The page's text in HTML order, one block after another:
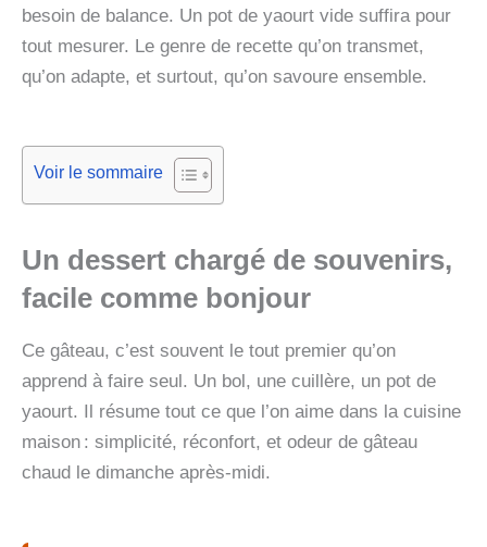
besoin de balance. Un pot de yaourt vide suffira pour
tout mesurer. Le genre de recette qu’on transmet,
qu’on adapte, et surtout, qu’on savoure ensemble.
Voir le sommaire
Un dessert chargé de souvenirs,
facile comme bonjour
Ce gâteau, c’est souvent le tout premier qu’on
apprend à faire seul. Un bol, une cuillère, un pot de
yaourt. Il résume tout ce que l’on aime dans la cuisine
maison : simplicité, réconfort, et odeur de gâteau
chaud le dimanche après-midi.